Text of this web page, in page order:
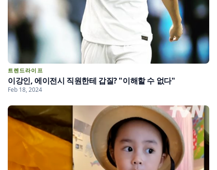
트렌드라이프
이강인, 에이전시 직원한테 갑질? "이해할 수 없다"
Feb 18, 2024